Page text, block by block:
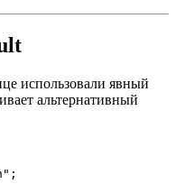
использовали явный
альтернативный
;